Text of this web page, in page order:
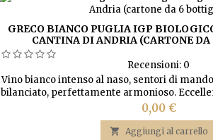
GRECO BIANCO PUGLIA IGP
CANTINA DI ANDRIA (CARTONE
Recensioni: 0
Vino bianco intenso al naso, sentori di
bilanciato, perfettamente armonioso.
Prezzo
0,00 €
 Aggiungi al carrello